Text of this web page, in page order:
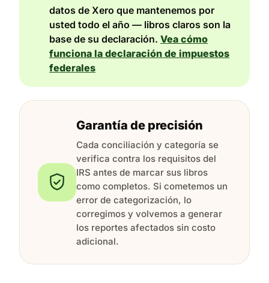
datos de Xero que mantenemos por
usted todo el año — libros claros son la
base de su declaración. Vea cómo
funciona la declaración de impuestos
federales
Garantía de precisión
Cada conciliación y categoría se
verifica contra los requisitos del
IRS antes de marcar sus libros
como completos. Si cometemos un
error de categorización, lo
corregimos y volvemos a generar
los reportes afectados sin costo
adicional.